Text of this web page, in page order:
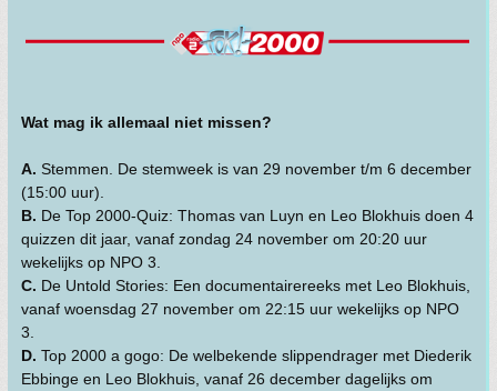
Wat mag ik allemaal niet missen?
A. Stemmen. De stemweek is van 29 november t/m 6 december
(15:00 uur).
B. De Top 2000-Quiz: Thomas van Luyn en Leo Blokhuis doen 4
quizzen dit jaar, vanaf zondag 24 november om 20:20 uur
wekelijks op NPO 3.
C. De Untold Stories: Een documentairereeks met Leo Blokhuis,
vanaf woensdag 27 november om 22:15 uur wekelijks op NPO
3.
D. Top 2000 a gogo: De welbekende slippendrager met Diederik
Ebbinge en Leo Blokhuis, vanaf 26 december dagelijks om